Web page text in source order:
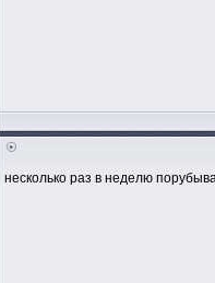
несколько раз в неделю